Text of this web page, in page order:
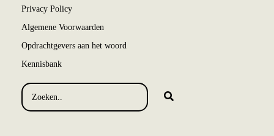
Privacy Policy
Algemene Voorwaarden
Opdrachtgevers aan het woord
Kennisbank